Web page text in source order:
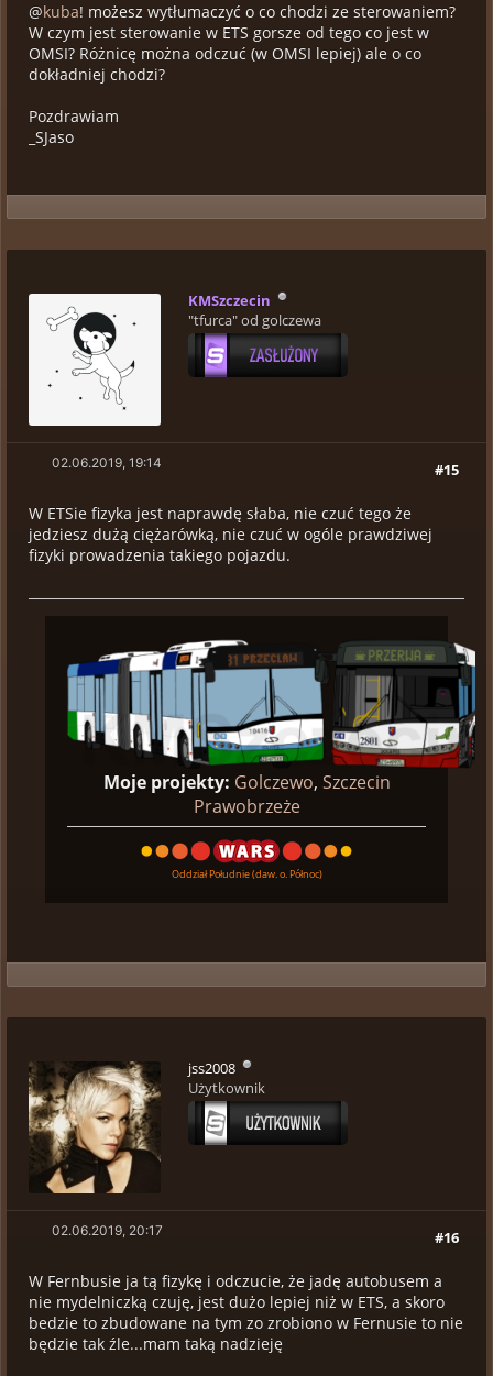
@kuba! możesz wytłumaczyć o co chodzi ze sterowaniem?
W czym jest sterowanie w ETS gorsze od tego co jest w
OMSI? Różnicę można odczuć (w OMSI lepiej) ale o co
dokładniej chodzi?
Pozdrawiam
_SJaso
KMSzczecin
"tfurca" od golczewa
#15
02.06.2019, 19:14
W ETSie fizyka jest naprawdę słaba, nie czuć tego że
jedziesz dużą ciężarówką, nie czuć w ogóle prawdziwej
fizyki prowadzenia takiego pojazdu.
Moje projekty: Golczewo, Szczecin
Prawobrzeże
Oddział Południe (daw. o. Północ)
jss2008
Użytkownik
#16
02.06.2019, 20:17
W Fernbusie ja tą fizykę i odczucie, że jadę autobusem a
nie mydelniczką czuję, jest dużo lepiej niż w ETS, a skoro
bedzie to zbudowane na tym zo zrobiono w Fernusie to nie
będzie tak źle...mam taką nadzieję